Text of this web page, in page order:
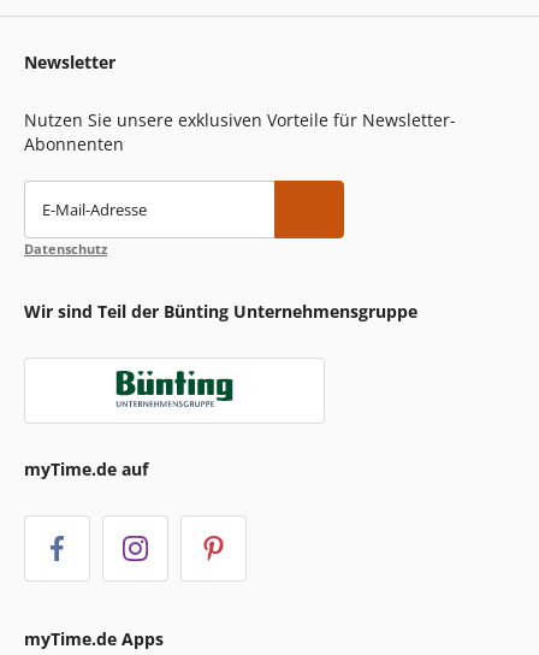
Newsletter
Nutzen Sie unsere exklusiven Vorteile für Newsletter-
Abonnenten
E-Mail-Adresse
Datenschutz
Wir sind Teil der Bünting Unternehmensgruppe
myTime.de auf
myTime.de Apps